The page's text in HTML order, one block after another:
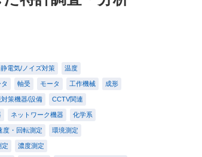
静電気/ノイズ対策 温度
軸受 モータ 工作機械 成形
策機器/設備 CCTV関連
ネットワーク機器 化学系
度・回転測定 環境測定
定 濃度測定